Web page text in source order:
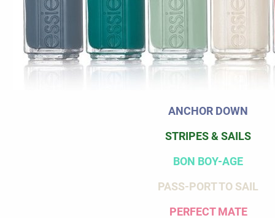
ANCHOR DOWN
STRIPES & SAILS
BON BOY-AGE
PASS-PORT TO SAIL
PERFECT MATE